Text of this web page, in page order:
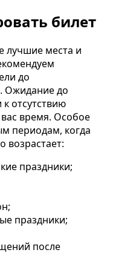
билет
лучшие места и
до
Ожидание до
отсутствию
время. Особое
периодам, когда
возрастает:
праздники;
праздники;
после